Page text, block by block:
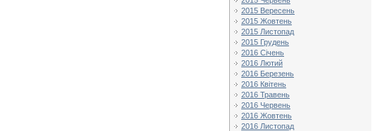
2015 Вересень
2015 Жовтень
2015 Листопад
2015 Грудень
2016 Січень
2016 Лютий
2016 Березень
2016 Квітень
2016 Травень
2016 Червень
2016 Жовтень
2016 Листопад